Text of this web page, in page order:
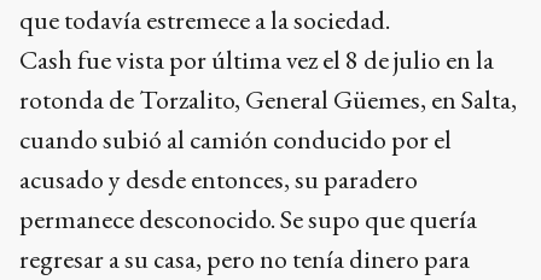
que todavía estremece a la sociedad.
Cash fue vista por última vez el 8 de julio en la
rotonda de Torzalito, General Güemes, en Salta,
cuando subió al camión conducido por el
acusado y desde entonces, su paradero
permanece desconocido. Se supo que quería
regresar a su casa, pero no tenía dinero para